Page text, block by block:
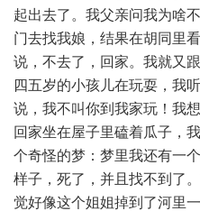
起出去了。我父亲问我为啥
门去找我娘，结果在胡同里
说，不去了，回家。我就又
四五岁的小孩儿在玩耍，我
说，我不叫你到我家玩！我
回家坐在屋子里磕着瓜子，
个奇怪的梦：梦里我还有一
样子，死了，并且找不到了
觉好像这个姐姐掉到了河里